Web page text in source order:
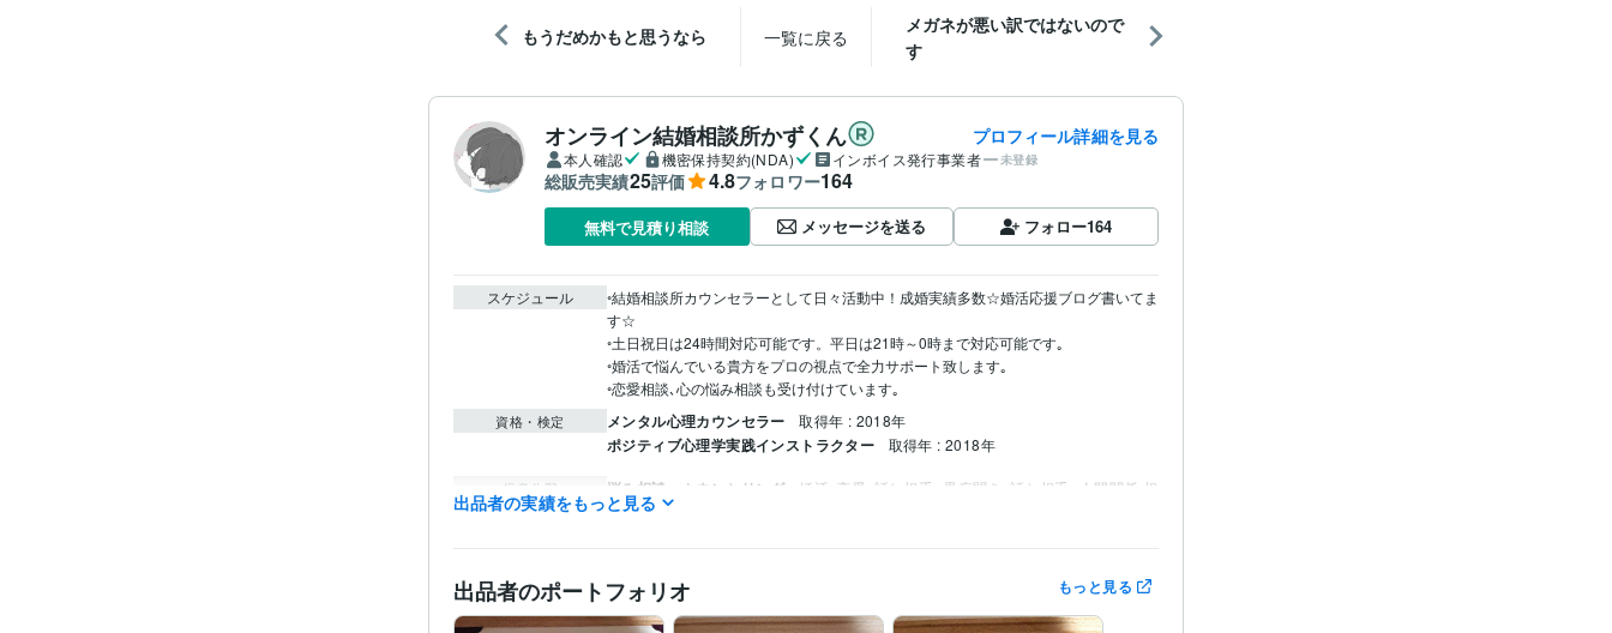
もうだめかもと思うなら 一覧に戻る
メガネが悪い訳ではないので
す
オンライン結婚相談所かずくん プロフィール詳細を見る
本人確認 機密保持契約(NDA) インボイス発行事業者 未登録
総販売実績25評価 4.8フォロワー164
無料で見積り相談 メッセージを送る フォロー164
スケジュール
◦結婚相談所カウンセラーとして日々活動中！成婚実績多数☆婚活応援ブログ書いてま
す☆
◦土日祝日は24時間対応可能です。平日は21時～0時まで対応可能です｡
◦婚活で悩んでいる貴方をプロの視点で全力サポート致します｡
◦恋愛相談､心の悩み相談も受け付けています｡
資格・検定 メンタル心理カウンセラー 取得年 : 2018年
ポジティブ心理学実践インストラクター 取得年 : 2018年
得意分野 悩み相談・カウンセリング 婚活､恋愛､話し相手 愚痴聞き､話し相手
人間関係 相
談
出品者の実績をもっと見る
出品者のポートフォリオ もっと見る